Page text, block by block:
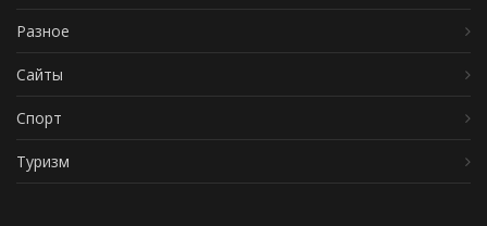
Разное
Сайты
Спорт
Туризм